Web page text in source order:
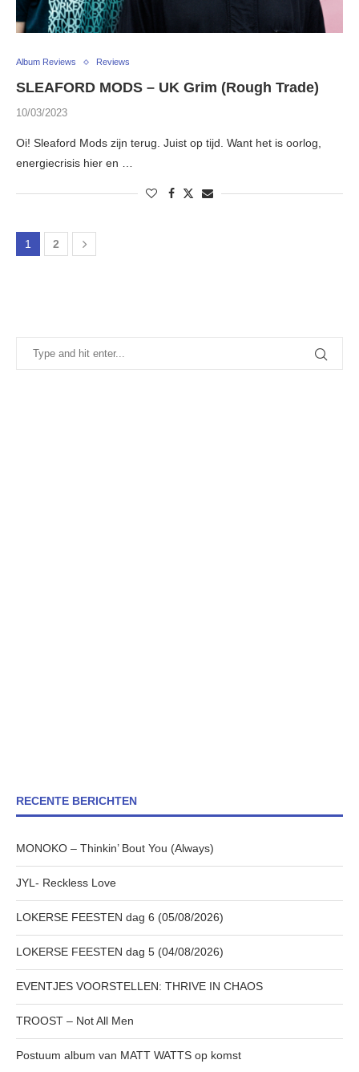
Album Reviews Reviews
SLEAFORD MODS – UK Grim (Rough Trade)
10/03/2023
Oi! Sleaford Mods zijn terug. Juist op tijd. Want het is oorlog,
energiecrisis hier en …
1 2
RECENTE BERICHTEN
MONOKO – Thinkin’ Bout You (Always)
JYL- Reckless Love
LOKERSE FEESTEN dag 6 (05/08/2026)
LOKERSE FEESTEN dag 5 (04/08/2026)
EVENTJES VOORSTELLEN: THRIVE IN CHAOS
TROOST – Not All Men
Postuum album van MATT WATTS op komst